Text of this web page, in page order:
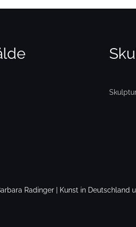
Radinger | Kunst in Deutschland